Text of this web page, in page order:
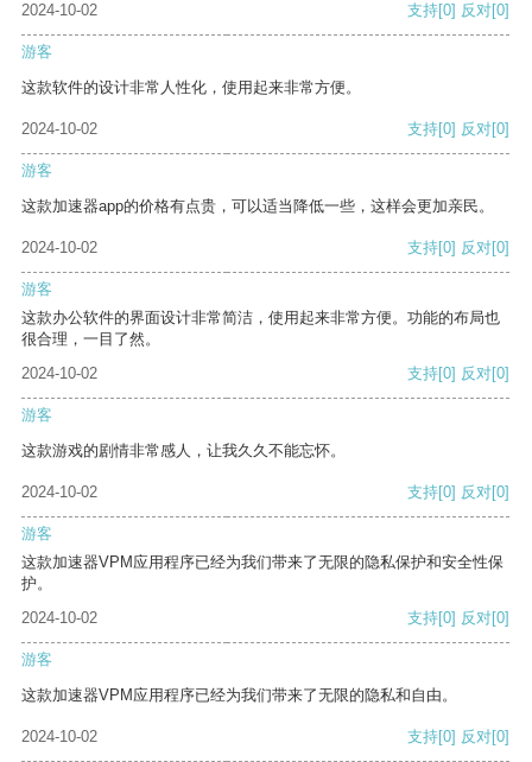
2024-10-02
支持[0] 反对[0]
游客
这款软件的设计非常人性化，使用起来非常方便。
2024-10-02 支持[0] 反对[0]
游客
这款加速器app的价格有点贵，可以适当降低一些，这样会更加亲民。
2024-10-02 支持[0] 反对[0]
游客
这款办公软件的界面设计非常简洁，使用起来非常方便。功能的布局也
很合理，一目了然。
2024-10-02
支持[0] 反对[0]
游客
这款游戏的剧情非常感人，让我久久不能忘怀。
2024-10-02 支持[0] 反对[0]
游客
这款加速器VPM应用程序已经为我们带来了无限的隐私保护和安全性保
护。
2024-10-02
支持[0] 反对[0]
游客
这款加速器VPM应用程序已经为我们带来了无限的隐私和自由。
2024-10-02 支持[0] 反对[0]